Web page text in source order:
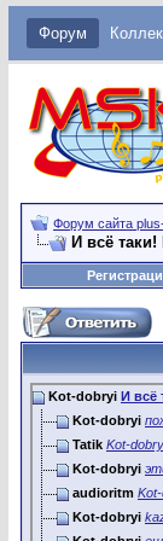
Форум
Форум сайта
И всё
Kot-dobryi И всё
Kot-dobryi
Tatik Kot-
Kot-dobryi
audioritm
Kot-dobryi